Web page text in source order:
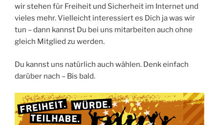
wir stehen für Freiheit und Sicherheit im Internet und
vieles mehr. Vielleicht interessiert es Dich ja was wir
tun – dann kannst Du bei uns mitarbeiten auch ohne
gleich Mitglied zu werden.
Du kannst uns natürlich auch wählen. Denk einfach
darüber nach – Bis bald.